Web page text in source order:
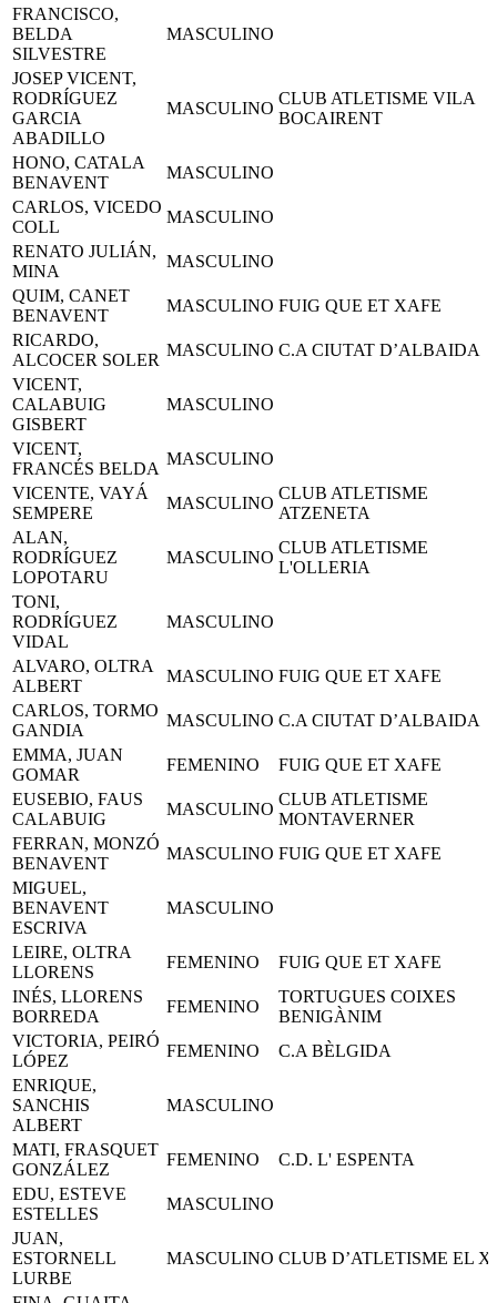
FRANCISCO,
BELDA
SILVESTRE
MASCULINO
JOSEP VICENT,
RODRÍGUEZ
GARCIA
ABADILLO
MASCULINO
CLUB ATLETISME VILA
BOCAIRENT
HONO, CATALA
BENAVENT
MASCULINO
CARLOS, VICEDO
COLL
MASCULINO
RENATO JULIÁN,
MINA
MASCULINO
QUIM, CANET
BENAVENT
MASCULINO FUIG QUE ET XAFE
RICARDO,
ALCOCER SOLER
MASCULINO C.A CIUTAT D’ALBAIDA
VICENT,
CALABUIG
GISBERT
MASCULINO
VICENT,
FRANCÉS BELDA
MASCULINO
VICENTE, VAYÁ
SEMPERE
MASCULINO
CLUB ATLETISME
ATZENETA
ALAN,
RODRÍGUEZ
LOPOTARU
MASCULINO
CLUB ATLETISME
L'OLLERIA
TONI,
RODRÍGUEZ
VIDAL
MASCULINO
ALVARO, OLTRA
ALBERT
MASCULINO FUIG QUE ET XAFE
CARLOS, TORMO
GANDIA
MASCULINO C.A CIUTAT D’ALBAIDA
EMMA, JUAN
GOMAR
FEMENINO
FUIG QUE ET XAFE
EUSEBIO, FAUS
CALABUIG
MASCULINO
CLUB ATLETISME
MONTAVERNER
FERRAN, MONZÓ
BENAVENT
MASCULINO FUIG QUE ET XAFE
MIGUEL,
BENAVENT
ESCRIVA
MASCULINO
LEIRE, OLTRA
LLORENS
FEMENINO
FUIG QUE ET XAFE
INÉS, LLORENS
BORREDA
FEMENINO
TORTUGUES COIXES
BENIGÀNIM
VICTORIA, PEIRÓ
LÓPEZ
FEMENINO
C.A BÈLGIDA
ENRIQUE,
SANCHIS
ALBERT
MASCULINO
MATI, FRASQUET
GONZÁLEZ
FEMENINO
C.D. L' ESPENTA
EDU, ESTEVE
ESTELLES
MASCULINO
JUAN,
ESTORNELL
LURBE
MASCULINO CLUB D’ATLETISME EL